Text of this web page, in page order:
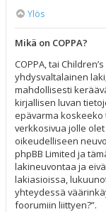
Ylös
Mikä on COPPA?
COPPA, tai
yhdysvaltalainen
mahdollisesti
kirjallisen luvan
epävarma
verkkosivua jolle
oikeudelliseen
phpBB Limited ja
lakineuvontaa ja
lakiasioissa,
yhteydessä
foorumiin liittyen?”.